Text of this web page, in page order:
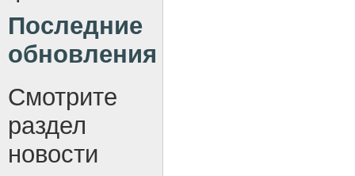
Последние
обновления
Смотрите
раздел
новости